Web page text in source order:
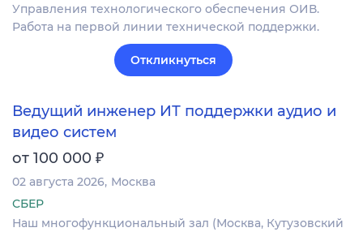
Управления технологического обеспечения ОИВ.
Работа на первой линии технической поддержки.
Откликнуться
Ведущий инженер ИТ поддержки аудио и
видео систем
от 100 000 ₽
02 августа 2026 Москва
СБЕР
Наш многофункциональный зал (Москва, Кутузовский